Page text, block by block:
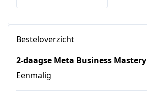
Besteloverzicht
2-daagse Meta Business Mastery
Eenmalig